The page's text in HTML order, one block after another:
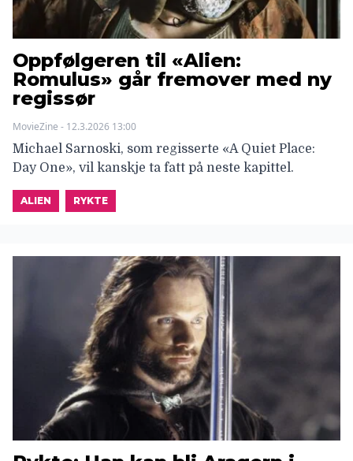
Oppfølgeren til «Alien:
Romulus» går fremover med ny
regissør
MovieZine - 12.3.2026 13:00
Michael Sarnoski, som regisserte «A Quiet Place:
Day One», vil kanskje ta fatt på neste kapittel.
ALIEN RYKTE